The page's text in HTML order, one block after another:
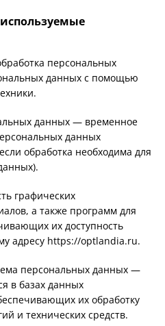
персональных
данных с помощью
данных — временное
данных
обработка необходима для
графических
а также программ для
их доступность
адресу https://optlandia.ru.
персональных данных —
в базах данных
их обработку
и технических средств.